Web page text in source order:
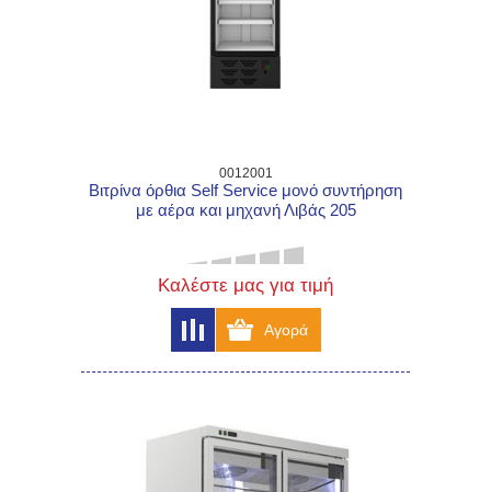
0012001
Βιτρίνα όρθια Self Service μονό συντήρηση
με αέρα και μηχανή Λιβάς 205
Καλέστε μας για τιμή